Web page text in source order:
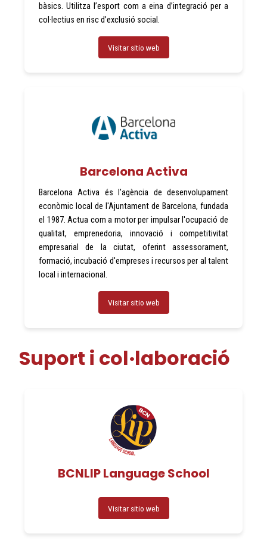
bàsics. Utilitza l’esport com a eina d’integració per a
col·lectius en risc d’exclusió social.
Visitar sitio web
Barcelona Activa
Barcelona Activa és l'agència de desenvolupament
econòmic local de l'Ajuntament de Barcelona, ​​fundada
el 1987. Actua com a motor per impulsar l'ocupació de
qualitat, emprenedoria, innovació i competitivitat
empresarial de la ciutat, oferint assessorament,
formació, incubació d'empreses i recursos per al talent
local i internacional.
Visitar sitio web
Suport i col·laboració
BCNLIP Language School
Visitar sitio web